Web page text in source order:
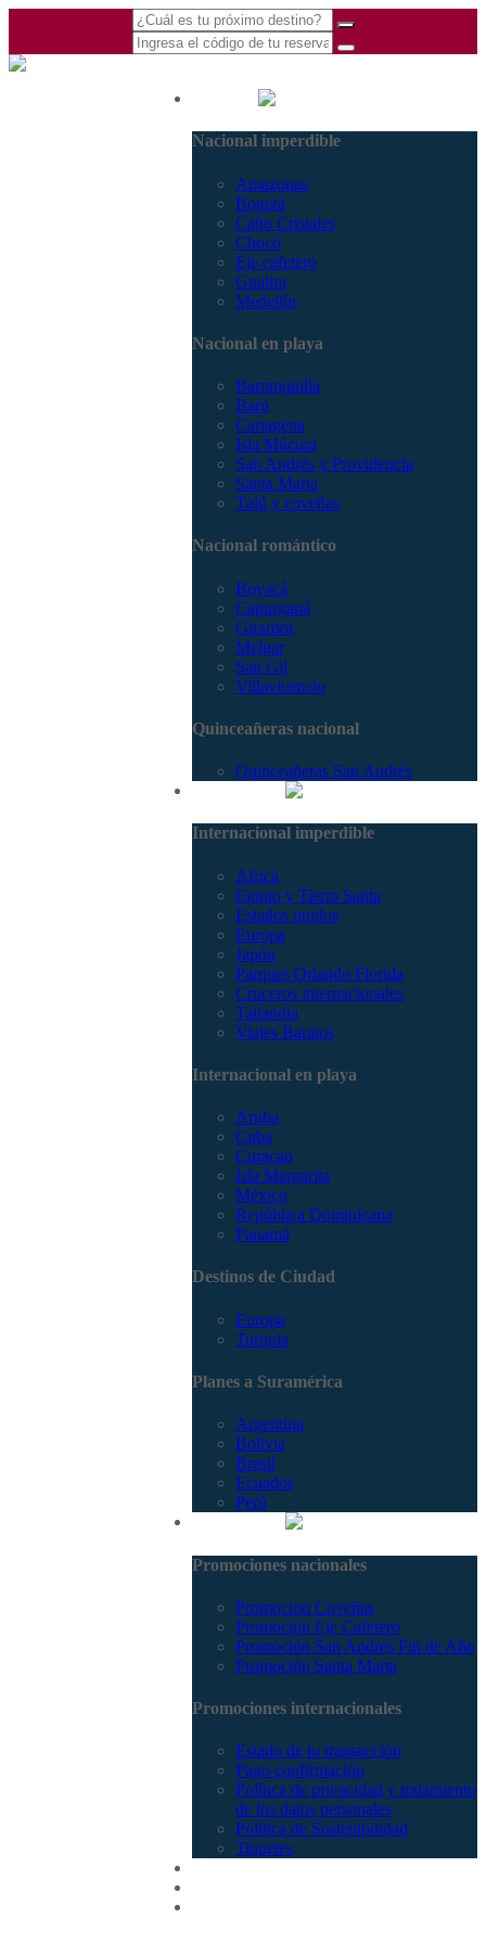
Nacional imperdible
Amazonas
Bogotá
Caño Cristales
Chocó
Eje cafetero
Guajira
Medellín
Nacional en playa
Barranquilla
Barú
Cartagena
Isla Múcura
San Andrés y Providencia
Santa Marta
Tolú y coveñas
Nacional romántico
Boyacá
Capurganá
Girardot
Melgar
San Gil
Villavicencio
Quinceañeras nacional
Quinceañeras San Andrés
Internacional imperdible
Africa
Egipto y Tierra Santa
Estados unidos
Europa
Japón
Parques Orlando Florida
Cruceros internacionales
Tailandia
Viajes Baratos
Internacional en playa
Aruba
Cuba
Curacao
Isla Margarita
México
República Dominicana
Panamá
Destinos de Ciudad
Europa
Turquía
Planes a Suramérica
Argentina
Bolivia
Brasil
Ecuador
Perú
Promociones nacionales
Promocion Coveñas
Promoción Eje Cafetero
Promoción San Andrés Fin de Año
Promoción Santa Marta
Promociones internacionales
Estado de tu transacción
Pago confirmación
Política de privacidad y tratamiento
de los datos personales
Política de Sostenibilidad
Tiquetes